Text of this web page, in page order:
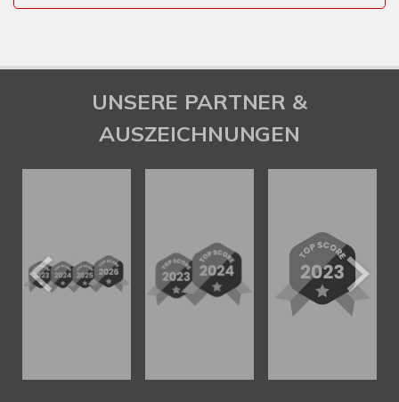
UNSERE PARTNER &
AUSZEICHNUNGEN